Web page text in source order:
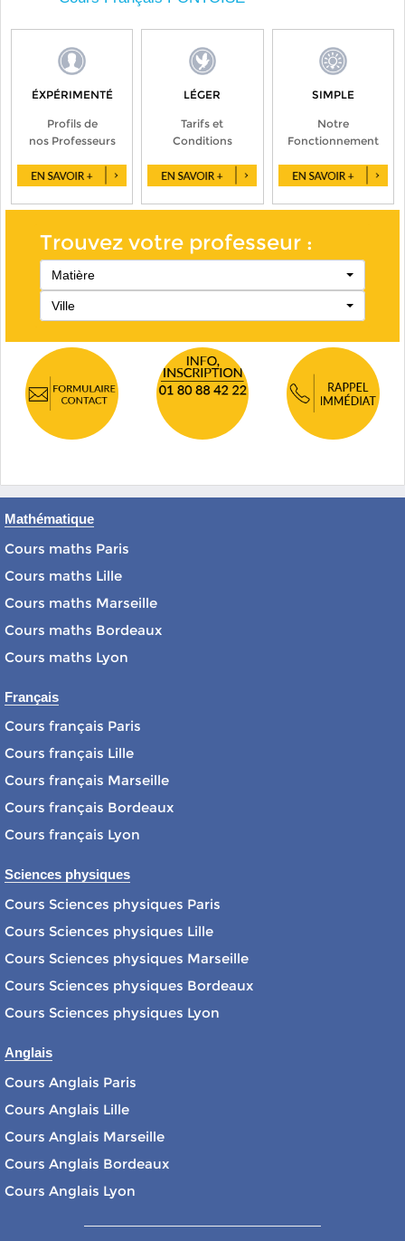
ÉXPÉRIMENTÉ
Profils de
nos Professeurs
LÉGER
Tarifs et
Conditions
SIMPLE
Notre
Fonctionnement
Trouvez votre professeur :
Matière
Ville
Mathématique
Cours maths Paris
Cours maths Lille
Cours maths Marseille
Cours maths Bordeaux
Cours maths Lyon
Français
Cours français Paris
Cours français Lille
Cours français Marseille
Cours français Bordeaux
Cours français Lyon
Sciences physiques
Cours Sciences physiques Paris
Cours Sciences physiques Lille
Cours Sciences physiques Marseille
Cours Sciences physiques Bordeaux
Cours Sciences physiques Lyon
Anglais
Cours Anglais Paris
Cours Anglais Lille
Cours Anglais Marseille
Cours Anglais Bordeaux
Cours Anglais Lyon